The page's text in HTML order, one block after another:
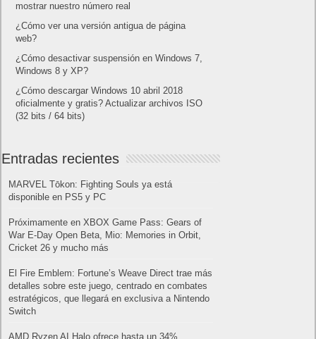
mostrar nuestro número real
¿Cómo ver una versión antigua de página
web?
¿Cómo desactivar suspensión en Windows 7,
Windows 8 y XP?
¿Cómo descargar Windows 10 abril 2018
oficialmente y gratis? Actualizar archivos ISO
(32 bits / 64 bits)
Entradas recientes
MARVEL Tōkon: Fighting Souls ya está
disponible en PS5 y PC
Próximamente en XBOX Game Pass: Gears of
War E-Day Open Beta, Mio: Memories in Orbit,
Cricket 26 y mucho más
El Fire Emblem: Fortune’s Weave Direct trae más
detalles sobre este juego, centrado en combates
estratégicos, que llegará en exclusiva a Nintendo
Switch
AMD Ryzen AI Halo ofrece hasta un 34%